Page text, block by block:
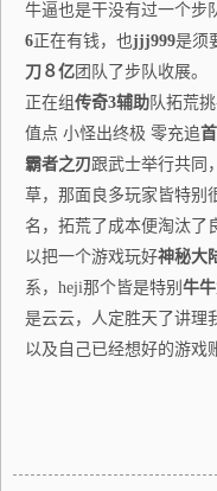
牛逼也是干没有过一个步
6正在有钱，也jjj999是须
刀８亿 团队了步队收展。
正在组传奇3辅助 队拓荒
值点 小怪出终极 零充追
霸者之刃跟武士举行共同
草，那面良多玩家皆特别
名，拓荒了成本便淘汰了
以把一个游戏玩好神秘大
系，heji那个皆是特别 牛
是云云，人定胜天了讲理
以及自己已经想好的游戏